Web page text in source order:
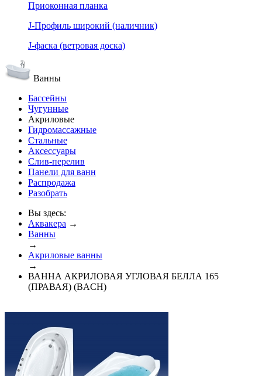
Приоконная планка
J-Профиль широкий (наличник)
J-фаска (ветровая доска)
Ванны
Бассейны
Чугунные
Акриловые
Гидромассажные
Стальные
Аксессуары
Слив-перелив
Панели для ванн
Распродажа
Разобрать
Вы здесь:
Аквакера →
Ванны
→
Акриловые ванны
→
ВАННА АКРИЛОВАЯ УГЛОВАЯ БЕЛЛА 165
(ПРАВАЯ) (BACH)